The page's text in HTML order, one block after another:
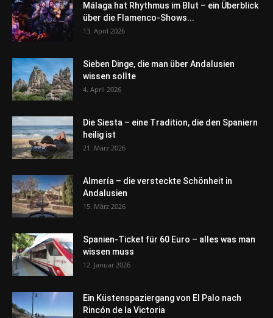
Málaga hat Rhythmus im Blut – ein Überblick
über die Flamenco-Shows...
13. April 2026
Sieben Dinge, die man über Andalusien
wissen sollte
4. April 2026
Die Siesta – eine Tradition, die den Spaniern
heilig ist
21. März 2026
Almería – die versteckte Schönheit in
Andalusien
15. März 2026
Spanien-Ticket für 60 Euro – alles was man
wissen muss
12. Januar 2026
Ein Küstenspaziergang von El Palo nach
Rincón de la Victoria